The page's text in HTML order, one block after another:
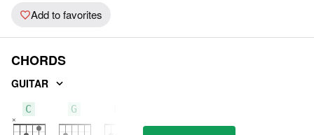
Add to favorites
CHORDS
GUITAR
C G